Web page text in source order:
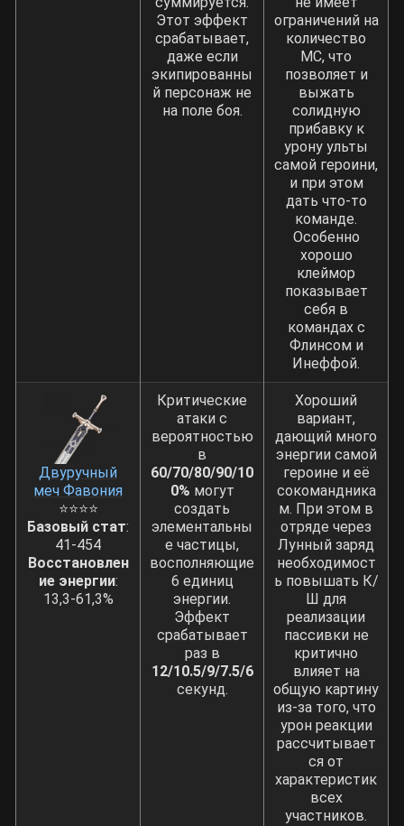
Этот эффект
срабатывает,
даже если
экипированны
й персонаж не
на поле боя.
ограничений на
количество
МС, что
позволяет и
выжать
солидную
прибавку к
урону ульты
самой героини,
и при этом
дать что-то
команде.
Особенно
хорошо
клеймор
показывает
себя в
командах с
Флинсом и
Инеффой.
Двуручный
меч Фавония
⭐⭐⭐⭐
Базовый стат:
41-454
Восстановлен
ие энергии:
13,3-61,3%
Критические
атаки с
вероятностью
в
60/70/80/90/10
0% могут
создать
элементальны
е частицы,
восполняющие
6 единиц
энергии.
Эффект
срабатывает
раз в
12/10.5/9/7.5/6
секунд.
Хороший
вариант,
дающий много
энергии самой
героине и её
сокомандника
м. При этом в
отряде через
Лунный заряд
необходимост
ь повышать К/
Ш для
реализации
пассивки не
критично
влияет на
общую картину
из-за того, что
урон реакции
рассчитывает
ся от
характеристик
всех
участников.